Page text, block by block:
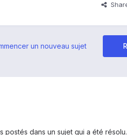
un nouveau sujet
dans un sujet qui a été